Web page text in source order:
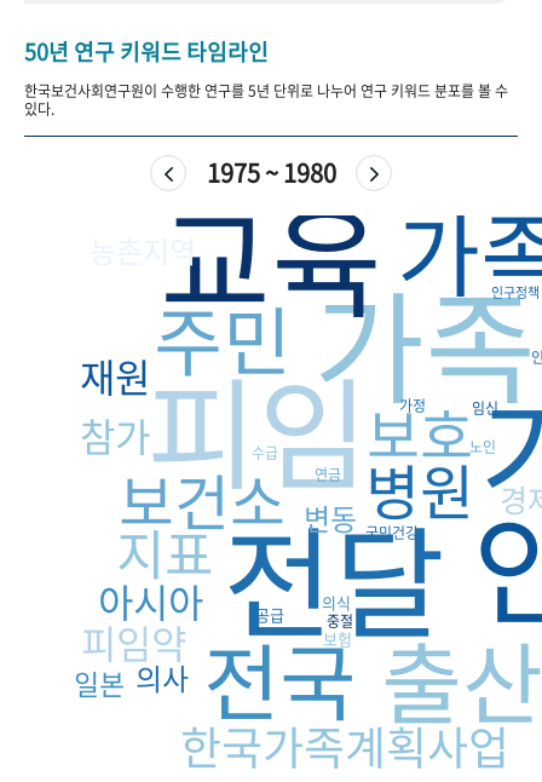
VR 역사관
50년 연구 키워드 타임라인
한국보건사회연구원이 수행한 연구를 5년 단위로 나누어 연구 키워드 분포를 볼 수
있다.
1975 ~ 1980
전달
가
피임
교육가
출산
전국
주민
보건소 병원
보호
지표
한국가족계획사업
아시아
참가
피임약
재원
경
변동
농촌지역
의사
일본
공급
보험
의식
가정
연금
노인
국민건강
수급
임신
중절
인구정책